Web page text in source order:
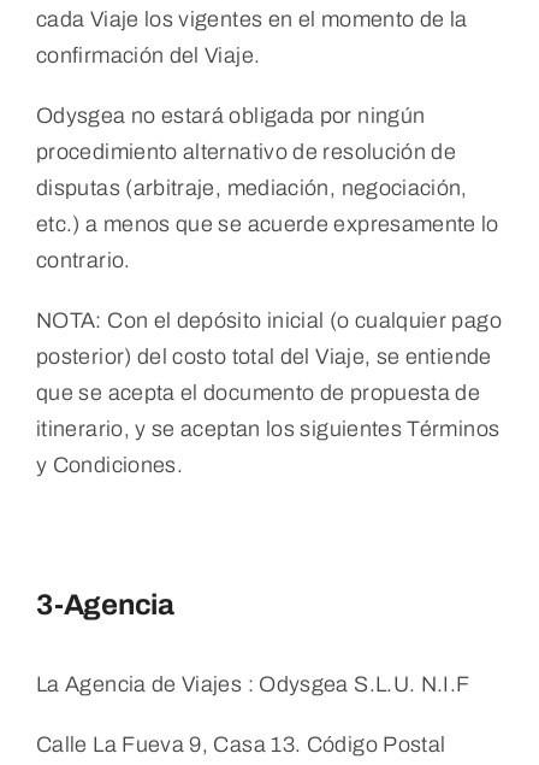
cada Viaje los vigentes en el momento de la
confirmación del Viaje.
Odysgea no estará obligada por ningún
procedimiento alternativo de resolución de
disputas (arbitraje, mediación, negociación,
etc.) a menos que se acuerde expresamente lo
contrario.
NOTA: Con el depósito inicial (o cualquier pago
posterior) del costo total del Viaje, se entiende
que se acepta el documento de propuesta de
itinerario, y se aceptan los siguientes Términos
y Condiciones.
3-Agencia
La Agencia de Viajes : Odysgea S.L.U. N.I.F
Calle La Fueva 9, Casa 13. Código Postal